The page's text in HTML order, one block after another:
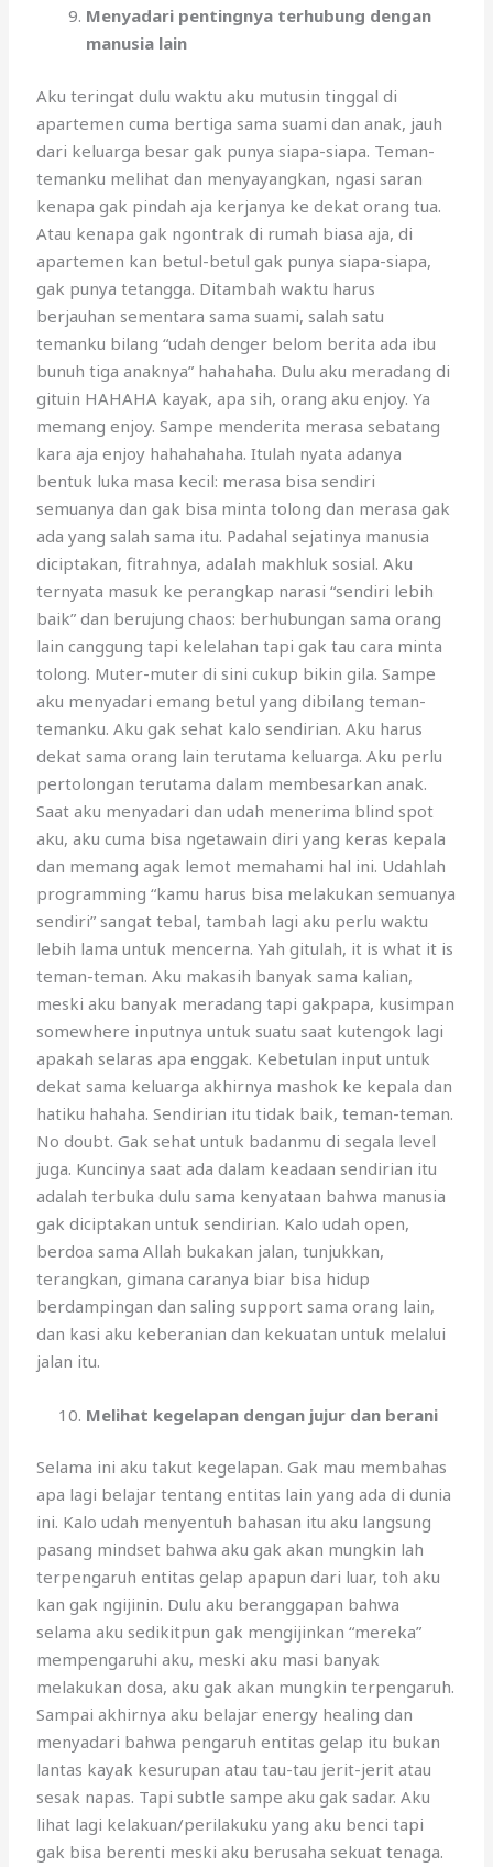
Menyadari pentingnya terhubung dengan
manusia lain
Aku teringat dulu waktu aku mutusin tinggal di
apartemen cuma bertiga sama suami dan anak, jauh
dari keluarga besar gak punya siapa-siapa. Teman-
temanku melihat dan menyayangkan, ngasi saran
kenapa gak pindah aja kerjanya ke dekat orang tua.
Atau kenapa gak ngontrak di rumah biasa aja, di
apartemen kan betul-betul gak punya siapa-siapa,
gak punya tetangga. Ditambah waktu harus
berjauhan sementara sama suami, salah satu
temanku bilang “udah denger belom berita ada ibu
bunuh tiga anaknya” hahahaha. Dulu aku meradang di
gituin HAHAHA kayak, apa sih, orang aku enjoy. Ya
memang enjoy. Sampe menderita merasa sebatang
kara aja enjoy hahahahaha. Itulah nyata adanya
bentuk luka masa kecil: merasa bisa sendiri
semuanya dan gak bisa minta tolong dan merasa gak
ada yang salah sama itu. Padahal sejatinya manusia
diciptakan, fitrahnya, adalah makhluk sosial. Aku
ternyata masuk ke perangkap narasi “sendiri lebih
baik” dan berujung chaos: berhubungan sama orang
lain canggung tapi kelelahan tapi gak tau cara minta
tolong. Muter-muter di sini cukup bikin gila. Sampe
aku menyadari emang betul yang dibilang teman-
temanku. Aku gak sehat kalo sendirian. Aku harus
dekat sama orang lain terutama keluarga. Aku perlu
pertolongan terutama dalam membesarkan anak.
Saat aku menyadari dan udah menerima blind spot
aku, aku cuma bisa ngetawain diri yang keras kepala
dan memang agak lemot memahami hal ini. Udahlah
programming “kamu harus bisa melakukan semuanya
sendiri” sangat tebal, tambah lagi aku perlu waktu
lebih lama untuk mencerna. Yah gitulah, it is what it is
teman-teman. Aku makasih banyak sama kalian,
meski aku banyak meradang tapi gakpapa, kusimpan
somewhere inputnya untuk suatu saat kutengok lagi
apakah selaras apa enggak. Kebetulan input untuk
dekat sama keluarga akhirnya mashok ke kepala dan
hatiku hahaha. Sendirian itu tidak baik, teman-teman.
No doubt. Gak sehat untuk badanmu di segala level
juga. Kuncinya saat ada dalam keadaan sendirian itu
adalah terbuka dulu sama kenyataan bahwa manusia
gak diciptakan untuk sendirian. Kalo udah open,
berdoa sama Allah bukakan jalan, tunjukkan,
terangkan, gimana caranya biar bisa hidup
berdampingan dan saling support sama orang lain,
dan kasi aku keberanian dan kekuatan untuk melalui
jalan itu.
Melihat kegelapan dengan jujur dan berani
Selama ini aku takut kegelapan. Gak mau membahas
apa lagi belajar tentang entitas lain yang ada di dunia
ini. Kalo udah menyentuh bahasan itu aku langsung
pasang mindset bahwa aku gak akan mungkin lah
terpengaruh entitas gelap apapun dari luar, toh aku
kan gak ngijinin. Dulu aku beranggapan bahwa
selama aku sedikitpun gak mengijinkan “mereka”
mempengaruhi aku, meski aku masi banyak
melakukan dosa, aku gak akan mungkin terpengaruh.
Sampai akhirnya aku belajar energy healing dan
menyadari bahwa pengaruh entitas gelap itu bukan
lantas kayak kesurupan atau tau-tau jerit-jerit atau
sesak napas. Tapi subtle sampe aku gak sadar. Aku
lihat lagi kelakuan/perilakuku yang aku benci tapi
gak bisa berenti meski aku berusaha sekuat tenaga.